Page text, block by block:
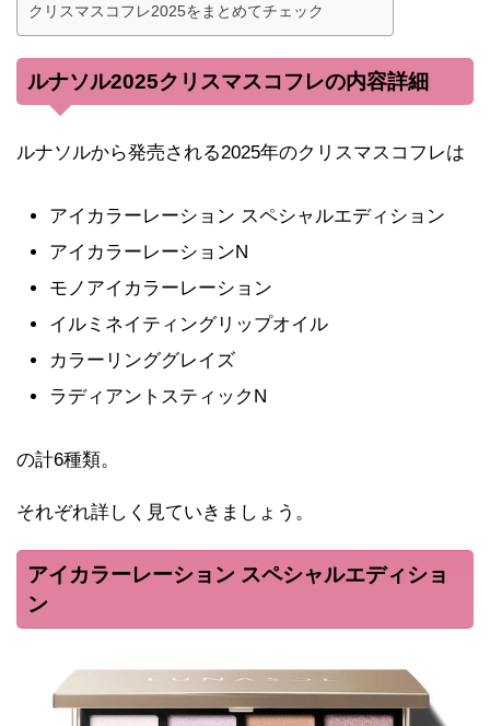
クリスマスコフレ2025をまとめてチェック
ルナソル2025クリスマスコフレの内容詳細
ルナソルから発売される2025年のクリスマスコフレは
アイカラーレーション スペシャルエディション
アイカラーレーションN
モノアイカラーレーション
イルミネイティングリップオイル
カラーリンググレイズ
ラディアントスティックN
の計6種類。
それぞれ詳しく見ていきましょう。
アイカラーレーション スペシャルエディショ
ン